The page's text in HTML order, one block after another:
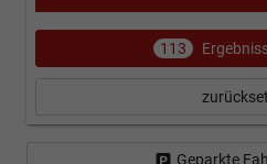
113
Geparkte